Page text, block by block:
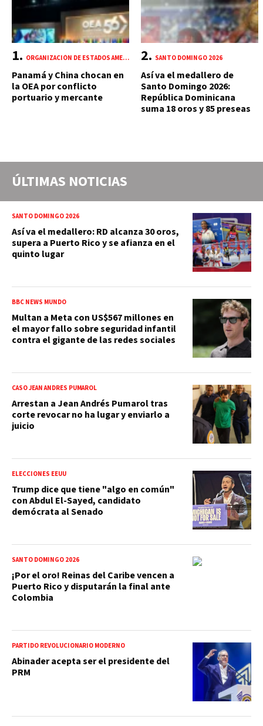
ORGANIZACIÓN DE ESTADOS AMERICANOS (OEA)
Panamá y China chocan en
la OEA por conflicto
portuario y mercante
SANTO DOMINGO 2026
Así va el medallero de
Santo Domingo 2026:
República Dominicana
suma 18 oros y 85 preseas
ÚLTIMAS NOTICIAS
SANTO DOMINGO 2026
Así va el medallero: RD alcanza 30 oros,
supera a Puerto Rico y se afianza en el
quinto lugar
BBC NEWS MUNDO
Multan a Meta con US$567 millones en
el mayor fallo sobre seguridad infantil
contra el gigante de las redes sociales
CASO JEAN ANDRÉS PUMAROL
Arrestan a Jean Andrés Pumarol tras
corte revocar no ha lugar y enviarlo a
juicio
ELECCIONES EEUU
Trump dice que tiene "algo en común"
con Abdul El-Sayed, candidato
demócrata al Senado
SANTO DOMINGO 2026
¡Por el oro! Reinas del Caribe vencen a
Puerto Rico y disputarán la final ante
Colombia
PARTIDO REVOLUCIONARIO MODERNO
Abinader acepta ser el presidente del
PRM